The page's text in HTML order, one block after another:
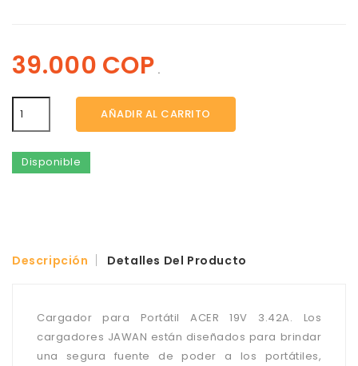
39.000 COP .
AÑADIR AL CARRITO
Disponible
Descripción Detalles Del Producto
Cargador para Portátil ACER 19V 3.42A. Los
cargadores JAWAN están diseñados para brindar
una segura fuente de poder a los portátiles,